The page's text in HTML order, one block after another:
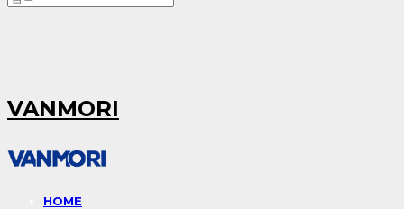
VANMORI
HOME